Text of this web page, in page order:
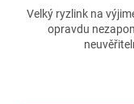
Velký ryzlink na
opravdu